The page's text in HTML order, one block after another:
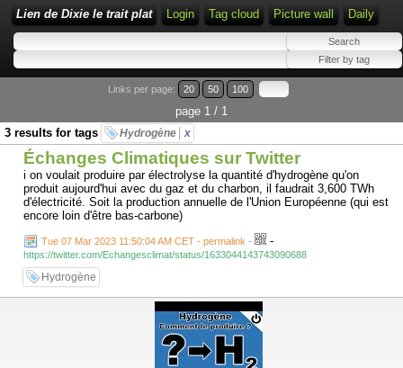
Lien de Dixie le trait plat Login Tag cloud Picture wall Daily
Links per page: 20 50 100
page 1 / 1
3 results for tags
Hydrogène x
Échanges Climatiques sur Twitter
i on voulait produire par électrolyse la quantité d'hydrogène qu'on
produit aujourd'hui avec du gaz et du charbon, il faudrait 3,600 TWh
d'électricité. Soit la production annuelle de l'Union Européenne (qui est
encore loin d'être bas-carbone)
Tue 07 Mar 2023 11:50:04 AM CET - permalink - -
https://twitter.com/Echangesclimat/status/1633044143743090688
Hydrogène